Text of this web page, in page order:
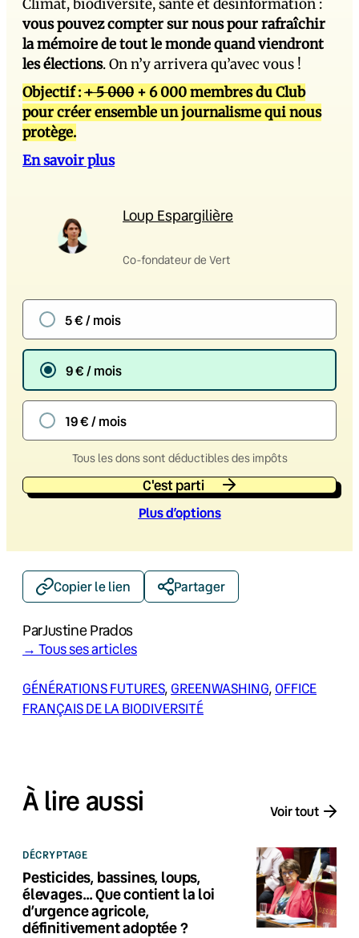
Climat, biodiversité, santé et désinformation :
vous pouvez compter sur nous pour rafraîchir
la mémoire de tout le monde quand viendront
les élections. On n’y arrivera qu’avec vous !
Objectif :+ 5 000 + 6 000 membres du Club
pour créer ensemble un journalisme qui nous
protège.
En savoir plus
Loup Espargilière
Co-fondateur de Vert
5 € / mois
9 € / mois
19 € / mois
Tous les dons sont déductibles des impôts
C'est parti
Plus d’options
Copier le lien Partager
ParJustine Prados
→ Tous ses articles
GÉNÉRATIONS FUTURES, GREENWASHING, OFFICE
FRANÇAIS DE LA BIODIVERSITÉ
À lire aussi Voir tout
DÉCRYPTAGE
Pesticides, bassines, loups,
élevages… Que contient la loi
d’urgence agricole,
définitivement adoptée ?